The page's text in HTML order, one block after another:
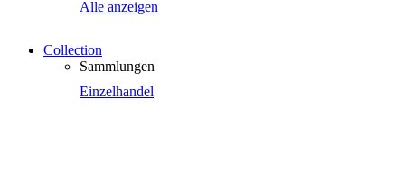
Alle anzeigen
Collection
Sammlungen
Einzelhandel